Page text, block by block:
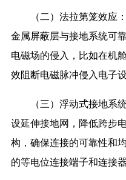
（二）法拉第笼效应
金属屏蔽层与接地系统可
电磁场的侵入，比如在机
效阻断电磁脉冲侵入电子设
（三）浮动式接地系
设延伸接地网，降低跨步
构，确保连接的可靠性和
的等电位连接端子和连接